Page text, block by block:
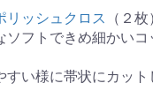
リッシュクロス
（２枚
フトできめ細かいコ
い様に帯状にカット